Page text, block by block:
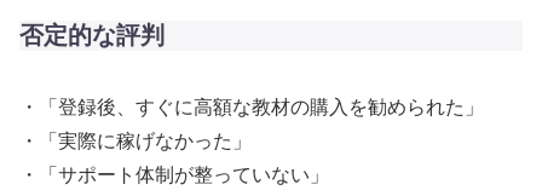
否定的な評判
・「登録後、すぐに高額な教材の購入を勧められた」
・「実際に稼げなかった」
・「サポート体制が整っていない」